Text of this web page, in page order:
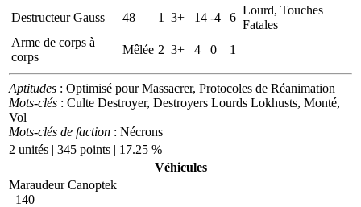
Destructeur Gauss
48 1 3+ 14 -4 6
Lourd, Touches
Fatales
Arme de corps à
corps
Mêlée 2 3+ 4 0 1
Aptitudes : Optimisé pour Massacrer, Protocoles de Réanimation
Mots-clés : Culte Destroyer, Destroyers Lourds Lokhusts, Monté,
Vol
Mots-clés de faction : Nécrons
2 unités | 345 points | 17.25 %
Véhicules
Maraudeur Canoptek
140